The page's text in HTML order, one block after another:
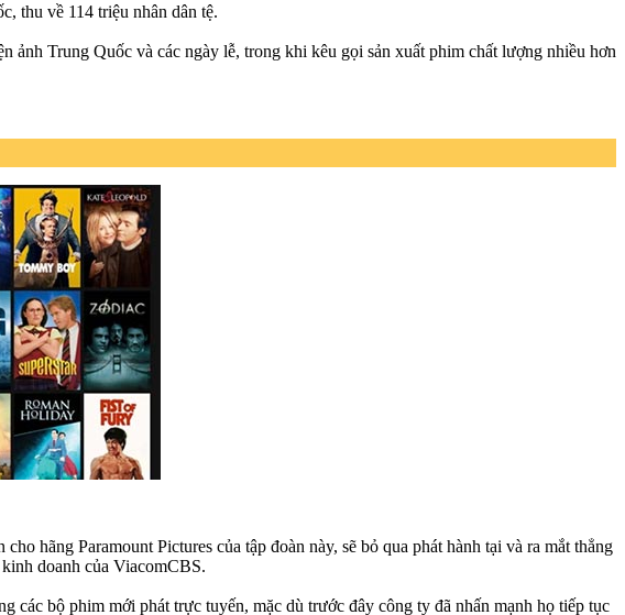
thu về 114 triệu nhân dân tệ.
ảnh Trung Quốc và các ngày lễ, trong khi kêu gọi sản xuất phim chất lượng nhiều hơn
hãng Paramount Pictures của tập đoàn này, sẽ bỏ qua phát hành tại và ra mắt thẳng
doanh của ViacomCBS.
các bộ phim mới phát trực tuyến, mặc dù trước đây công ty đã nhấn mạnh họ tiếp tục